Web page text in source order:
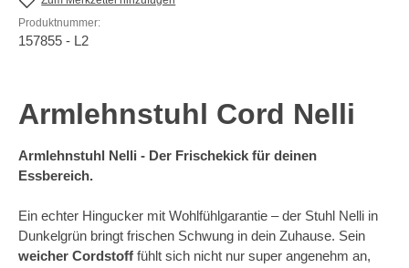
Produktnummer:
157855 - L2
Armlehnstuhl Cord Nelli
Armlehnstuhl Nelli - Der Frischekick für deinen
Essbereich.
Ein echter Hingucker mit Wohlfühlgarantie – der Stuhl Nelli in
Dunkelgrün bringt frischen Schwung in dein Zuhause. Sein
weicher Cordstoff fühlt sich nicht nur super angenehm an,